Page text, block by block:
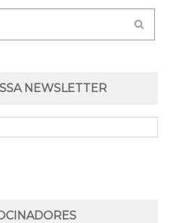
NEWSLETTER